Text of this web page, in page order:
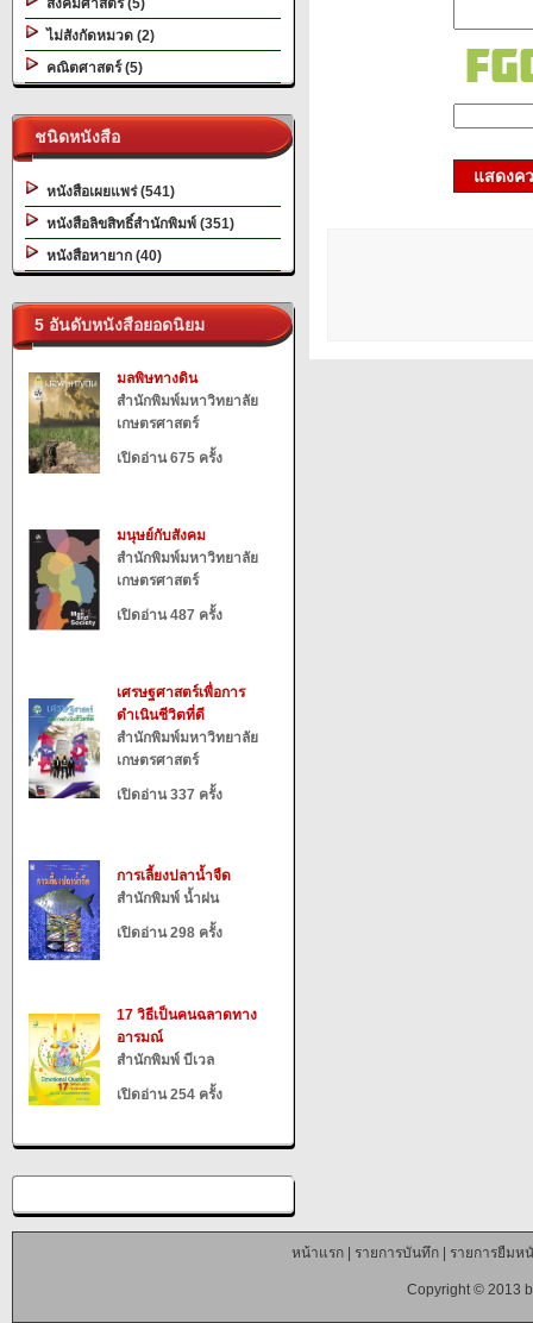
สังคมศาสตร์ (5)
ไม่สังกัดหมวด (2)
คณิตศาสตร์ (5)
ชนิดหนังสือ
หนังสือเผยแพร่ (541)
หนังสือลิขสิทธิ์สำนักพิมพ์ (351)
หนังสือหายาก (40)
5 อันดับหนังสือยอดนิยม
มลพิษทางดิน
สำนักพิมพ์มหาวิทยาลัย
เกษตรศาสตร์
เปิดอ่าน 675 ครั้ง
มนุษย์กับสังคม
สำนักพิมพ์มหาวิทยาลัย
เกษตรศาสตร์
เปิดอ่าน 487 ครั้ง
เศรษฐศาสตร์เพื่อการ
ดำเนินชีวิตที่ดี
สำนักพิมพ์มหาวิทยาลัย
เกษตรศาสตร์
เปิดอ่าน 337 ครั้ง
การเลี้ยงปลาน้ำจืด
สำนักพิมพ์ น้ำฝน
เปิดอ่าน 298 ครั้ง
17 วิธีเป็นคนฉลาดทาง
อารมณ์
สำนักพิมพ์ บีเวล
เปิดอ่าน 254 ครั้ง
แสดงค
หน้าแรก| รายการบันทึก| รายการยืมห
Copyright © 2013